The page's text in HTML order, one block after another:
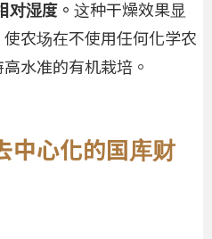
对湿度。 这种干燥效果显
农场在不使用任何化学农
水准的有机栽培。
中心化的国库财